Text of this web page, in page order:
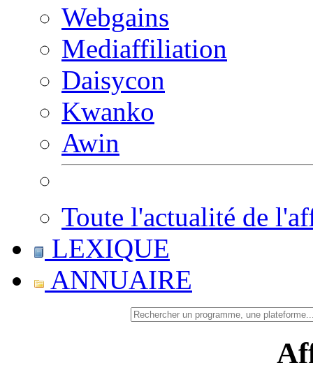
Webgains
Mediaffiliation
Daisycon
Kwanko
Awin
Toute l'actualité de
LEXIQUE
ANNUAIRE